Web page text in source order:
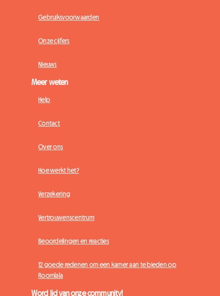
Gebruiksvoorwaarden
Onze cijfers
Nieuws
Meer weten
Help
Contact
Over ons
Hoe werkt het?
Verzekering
Vertrouwenscentrum
Beoordelingen en reacties
12 goede redenen om een kamer aan te bieden op
Roomlala
Word lid van onze community!